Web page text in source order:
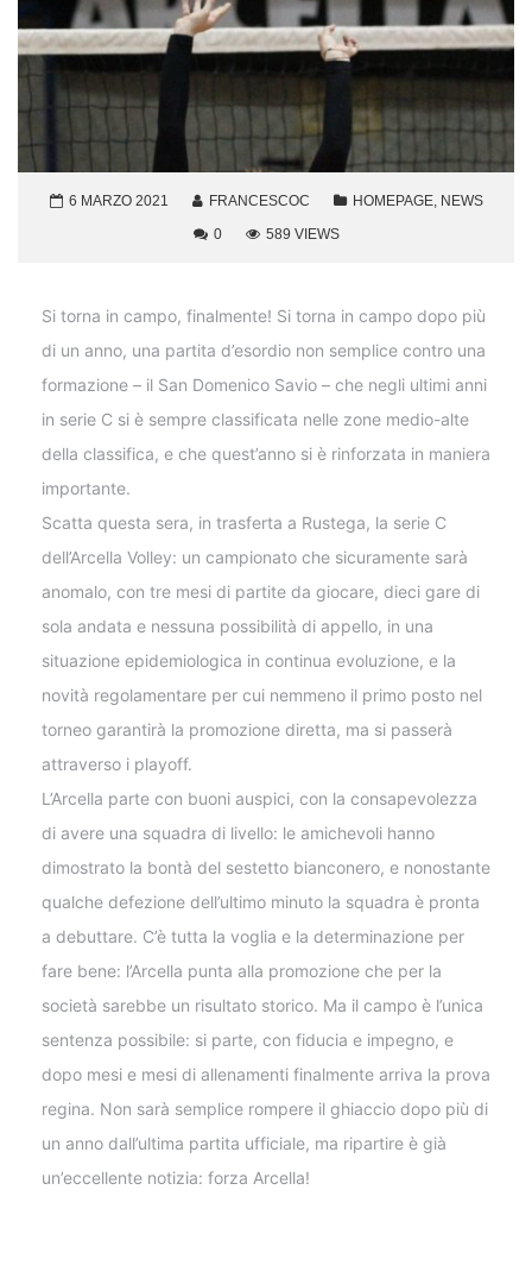
6 MARZO 2021 FRANCESCOC HOMEPAGE, NEWS
0
589 VIEWS
Si torna in campo, finalmente! Si torna in campo dopo più
di un anno, una partita d’esordio non semplice contro una
formazione – il San Domenico Savio – che negli ultimi anni
in serie C si è sempre classificata nelle zone medio-alte
della classifica, e che quest’anno si è rinforzata in maniera
importante.
Scatta questa sera, in trasferta a Rustega, la serie C
dell’Arcella Volley: un campionato che sicuramente sarà
anomalo, con tre mesi di partite da giocare, dieci gare di
sola andata e nessuna possibilità di appello, in una
situazione epidemiologica in continua evoluzione, e la
novità regolamentare per cui nemmeno il primo posto nel
torneo garantirà la promozione diretta, ma si passerà
attraverso i playoff.
L’Arcella parte con buoni auspici, con la consapevolezza
di avere una squadra di livello: le amichevoli hanno
dimostrato la bontà del sestetto bianconero, e nonostante
qualche defezione dell’ultimo minuto la squadra è pronta
a debuttare. C’è tutta la voglia e la determinazione per
fare bene: l’Arcella punta alla promozione che per la
società sarebbe un risultato storico. Ma il campo è l’unica
sentenza possibile: si parte, con fiducia e impegno, e
dopo mesi e mesi di allenamenti finalmente arriva la prova
regina. Non sarà semplice rompere il ghiaccio dopo più di
un anno dall’ultima partita ufficiale, ma ripartire è già
un’eccellente notizia: forza Arcella!